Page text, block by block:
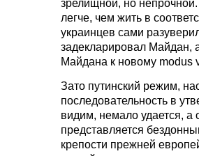
зрелищной, но
легче, чем жить в
украинцев сами
задекларировал Майдан,
Майдана к новому modus
Зато путинский режим,
последовательность в
видим, немало удается,
представляется
крепости прежней